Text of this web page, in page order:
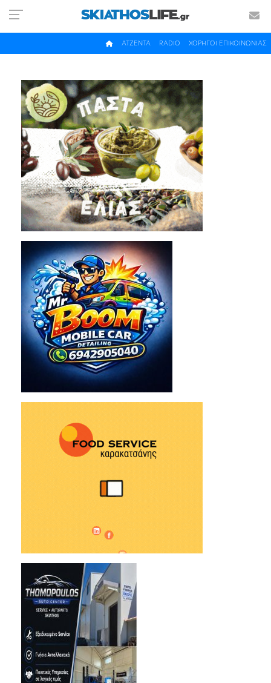
ΧΟΡΗΓΟΙ ΕΠΙΚΟΙΝΩΝΙΑΣ
RADIO
ΑΤΖΕΝΤΑ